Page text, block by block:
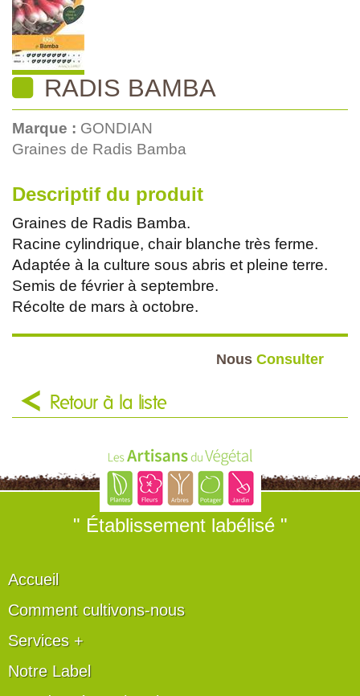
RADIS BAMBA
Marque : GONDIAN
Graines de Radis Bamba
Descriptif du produit
Graines de Radis Bamba.
Racine cylindrique, chair blanche très ferme.
Adaptée à la culture sous abris et pleine terre.
Semis de février à septembre.
Récolte de mars à octobre.
Nous Consulter
Retour à la liste
" Établissement labélisé "
Accueil
Comment cultivons-nous
Services +
Notre Label